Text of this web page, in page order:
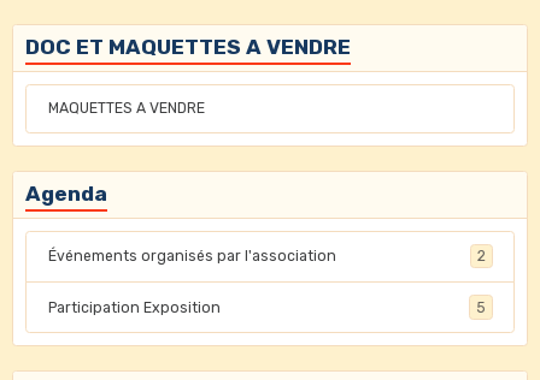
DOC ET MAQUETTES A VENDRE
MAQUETTES A VENDRE
Agenda
Événements organisés par l'association 2
Participation Exposition 5